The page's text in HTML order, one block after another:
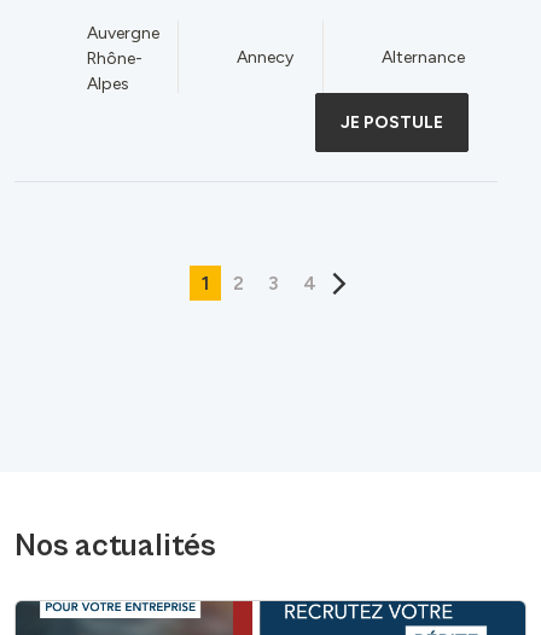
Auvergne
Rhône-
Alpes
Annecy Alternance
JE POSTULE
1 2 3 4
Nos actualités